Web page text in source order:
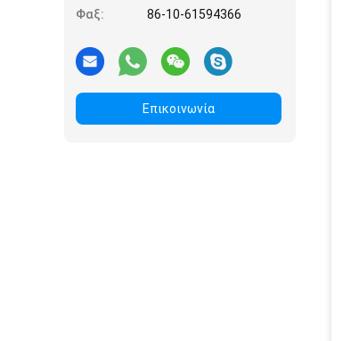
Φαξ:
86-10-61594366
Επικοινωνία